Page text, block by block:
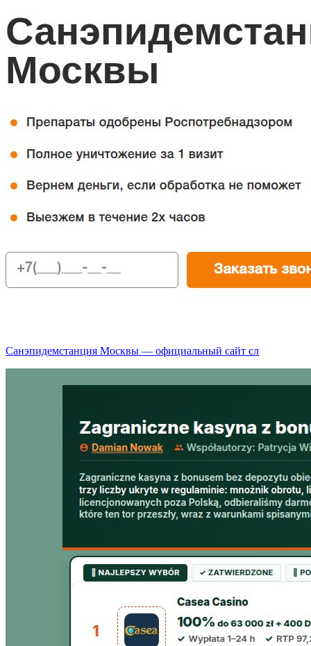
Санэпидемстанция Москвы — официальный сайт сл